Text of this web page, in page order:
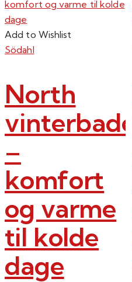
Add to Wishlist
Södahl
North
–
komfort
og varme
til kolde
dage